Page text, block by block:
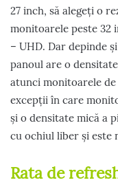
27 inch, să alegeți o
monitoarele peste 32
– UHD. Dar depinde
panoul are o
atunci monitoarele de
excepții în care
și o densitate mică a
cu ochiul liber și este
Rata de